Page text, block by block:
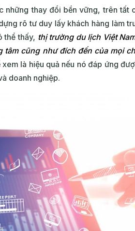
những thay đổi bền vững, trên tất
rõ tư duy lấy khách hàng làm
thể thấy, thị trường du lịch Việt
tâm cũng như đích đến của mọi
là hiệu quả nếu nó đáp ứng
doanh nghiệp.